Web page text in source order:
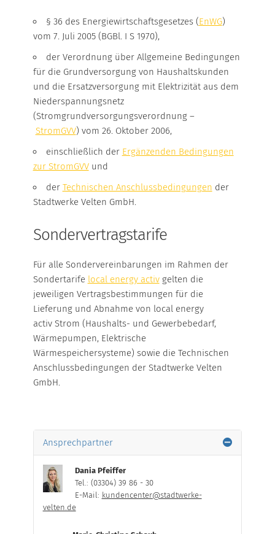
ÜBERSICHT
WEITERE INFORMATIONEN
§ 36 des Energiewirtschaftsgesetzes (EnWG)
vom 7. Juli 2005 (BGBl. I S 1970),
der Verordnung über Allgemeine Bedingungen
für die Grundversorgung von Haushaltskunden
und die Ersatzversorgung mit Elektrizität aus dem
Niederspannungsnetz
(Stromgrundversorgungsverordnung –
StromGVV) vom 26. Oktober 2006,
einschließlich der Ergänzenden Bedingungen
zur StromGVVund
der Technischen Anschlussbedingungen der
Stadtwerke Velten GmbH.
Sondervertragstarife
Für alle Sondervereinbarungen im Rahmen der
Sondertarife local energy activgelten die
jeweiligen Vertragsbestimmungen für die
Lieferung und Abnahme von local energy
activ Strom (Haushalts- und Gewerbebedarf,
Wärmepumpen, Elektrische
Wärmespeichersysteme) sowie die Technischen
Anschlussbedingungen der Stadtwerke Velten
GmbH.
Ansprechpartner
Dania Pfeiffer
Tel.: (03304) 39 86 - 30
E-Mail: kundencenter@stadtwerke-
velten.de